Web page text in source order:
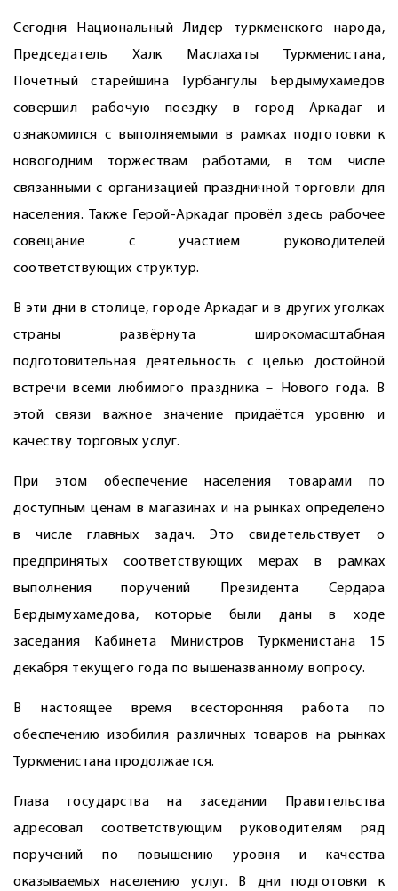
Сегодня Национальный Лидер туркменского народа,
Председатель Халк Маслахаты Туркменистана,
Почётный старейшина Гурбангулы Бердымухамедов
совершил рабочую поездку в город Аркадаг и
ознакомился с выполняемыми в рамках подготовки к
новогодним торжествам работами, в том числе
связанными с организацией праздничной торговли для
населения. Также Герой-Аркадаг провёл здесь рабочее
совещание с участием руководителей
соответствующих структур.
В эти дни в столице, городе Аркадаг и в других уголках
страны развёрнута широкомасштабная
подготовительная деятельность с целью достойной
встречи всеми любимого праздника – Нового года. В
этой связи важное значение придаётся уровню и
качеству торговых услуг.
При этом обеспечение населения товарами по
доступным ценам в магазинах и на рынках определено
в числе главных задач. Это свидетельствует о
предпринятых соответствующих мерах в рамках
выполнения поручений Президента Сердара
Бердымухамедова, которые были даны в ходе
заседания Кабинета Министров Туркменистана 15
декабря текущего года по вышеназванному вопросу.
В настоящее время всесторонняя работа по
обеспечению изобилия различных товаров на рынках
Туркменистана продолжается.
Глава государства на заседании Правительства
адресовал соответствующим руководителям ряд
поручений по повышению уровня и качества
оказываемых населению услуг. В дни подготовки к